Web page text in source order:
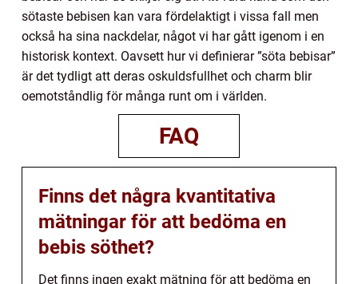
sötaste bebisen kan vara fördelaktigt i vissa fall men
också ha sina nackdelar, något vi har gått igenom i en
historisk kontext. Oavsett hur vi definierar ”söta bebisar”
är det tydligt att deras oskuldsfullhet och charm blir
oemotståndlig för många runt om i världen.
FAQ
Finns det några kvantitativa
mätningar för att bedöma en
bebis söthet?
Det finns ingen exakt mätning för att bedöma en